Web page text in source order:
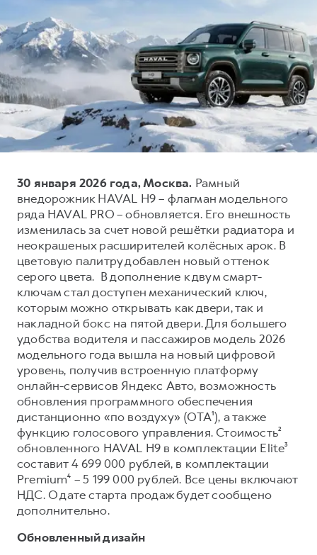
H7
от 3 799 000 ₽
H9
от 4 799 000 ₽
Тест-драйв
Трейд-ин
КРЕДИТ И СТРАХОВАНИЕ
Кредитный калькулятор
Страхование
КОРПОРАТИВНЫМ КЛИЕНТАМ
Для малого бизнеса
Корпоративным клиентам
Крупным корпоративным клиентам
Система управления автопарком
Сервис для корпоративных клиентов
HAVAL Лизинг
АКСЕССУАРЫ HAVAL
Автомобильные аксессуары
Коллекция PRO
Коллекция Базовая
Коллекция Детская
СЕРВИСНОЕ ОБСЛУЖИВАНИЕ
Нулевое ТО
Программа «Помощь на дороге»
Регламенты технического обслуживания
Электронный ПТС
GWM Безопасность
Гарантия HAVAL
Мобильное приложение GWM
Программа «HAVAL Защита+»
Руководства по эксплуатации
Подписки
АКСЕССУАРЫ HAVAL
Автомобильные аксессуары
Коллекция PRO
Коллекция Базовая
Коллекция Детская
О дилере
Наша команда
Контакты
30 января 2026 года, Москва. Рамный
внедорожник HAVAL H9 – флагман модельного
ряда HAVAL PRO – обновляется. Его внешность
изменилась за счет новой решётки радиатора и
неокрашеных расширителей колёсных арок. В
цветовую палитру добавлен новый оттенок
серого цвета. В дополнение к двум смарт-
ключам стал доступен механический ключ,
которым можно открывать как двери, так и
накладной бокс на пятой двери. Для большего
удобства водителя и пассажиров модель 2026
модельного года вышла на новый цифровой
уровень, получив встроенную платформу
онлайн-сервисов Яндекс Авто, возможность
обновления программного обеспечения
дистанционно «по воздуху» (OTA¹), а также
функцию голосового управления. Стоимость²
обновленного HAVAL H9 в комплектации Elite³
составит 4 699 000 рублей, в комплектации
Premium⁴ – 5 199 000 рублей. Все цены включают
НДС. О дате старта продаж будет сообщено
дополнительно.
Обновленный дизайн